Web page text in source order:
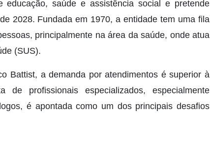
saúde e assistência social e pretende
2028. Fundada em 1970, a entidade tem uma fila
principalmente na área da saúde, onde atua
(SUS).
Battist, a demanda por atendimentos é superior à
profissionais especializados, especialmente
é apontada como um dos principais desafios